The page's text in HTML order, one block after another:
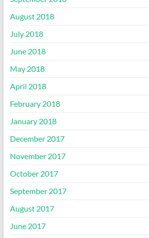
August 2018
July 2018
June 2018
May 2018
April 2018
February 2018
January 2018
December 2017
November 2017
October 2017
September 2017
August 2017
June 2017